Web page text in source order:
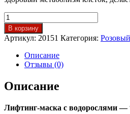
Количество
товара
Лифтинг-
маска
водорослями
Розовый
сад
В корзину
Артикул: 20151 Категория:
Описание
Отзывы (0)
Описание
Лифтинг-маска с водорослями —